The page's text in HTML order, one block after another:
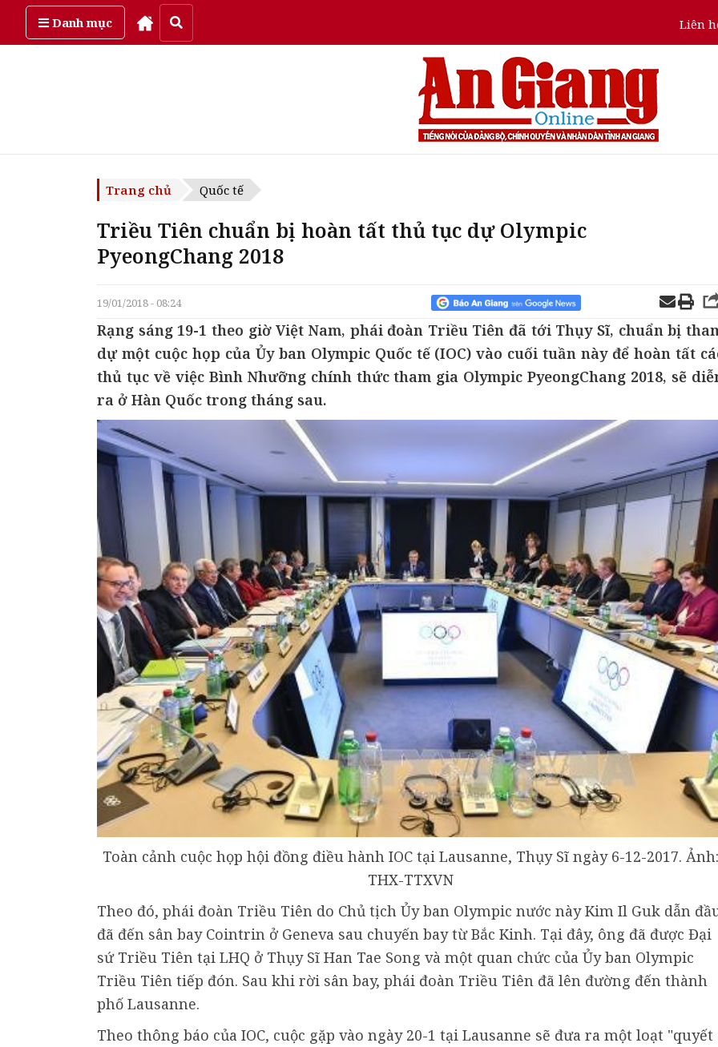
Danh mục Liên
Thứ năm, ngày 6/08/2026
Trang chủ Quốc tế
Triều Tiên chuẩn bị hoàn tất thủ tục dự Olympic
PyeongChang 2018
19/01/2018 - 08:24
Rạng sáng 19-1 theo giờ Việt Nam, phái đoàn Triều Tiên đã tới Thụy Sĩ, chuẩn bị
dự một cuộc họp của Ủy ban Olympic Quốc tế (IOC) vào cuối tuần này để hoàn tất
thủ tục về việc Bình Nhưỡng chính thức tham gia Olympic PyeongChang 2018, sẽ
ra ở Hàn Quốc trong tháng sau.
Toàn cảnh cuộc họp hội đồng điều hành IOC tại Lausanne, Thụy Sĩ ngày 6-12-2017. Ảnh:
THX-TTXVN
Theo đó, phái đoàn Triều Tiên do Chủ tịch Ủy ban Olympic nước này Kim Il Guk dẫn
đã đến sân bay Cointrin ở Geneva sau chuyến bay từ Bắc Kinh. Tại đây, ông đã được Đại
sứ Triều Tiên tại LHQ ở Thụy Sĩ Han Tae Song và một quan chức của Ủy ban Olympic
Triều Tiên tiếp đón. Sau khi rời sân bay, phái đoàn Triều Tiên đã lên đường đến thành
phố Lausanne.
Theo thông báo của IOC, cuộc gặp vào ngày 20-1 tại Lausanne sẽ đưa ra một loạt "quyết